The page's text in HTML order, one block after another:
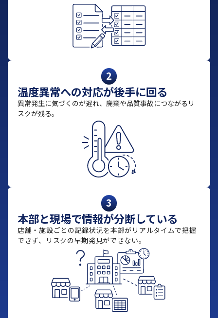
2
温度異常への対応が後手に回る
異常発生に気づくのが遅れ、廃棄や品質事故につながるリ
スクが残る。
3
本部と現場で情報が分断している
店舗・施設ごとの記録状況を本部がリアルタイムで把握
できず、リスクの早期発見ができない。